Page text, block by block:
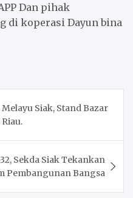
Dan pihak
di koperasi Dayun bina
Siak, Stand Bazar
Sekda Siak Tekankan
Pembangunan Bangsa